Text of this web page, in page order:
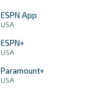
ESPN App
USA
ESPN+
USA
Paramount+
USA